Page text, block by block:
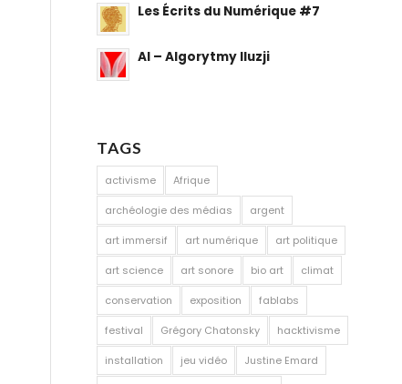
Les Écrits du Numérique #7
AI – Algorytmy Iluzji
TAGS
activisme Afrique
archéologie des médias argent
art immersif art numérique art politique
art science art sonore bio art climat
conservation exposition fablabs
festival Grégory Chatonsky hacktivisme
installation jeu vidéo Justine Emard